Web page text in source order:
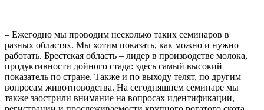
– Ежегодно мы проводим несколько таких семинаров в
разных областях. Мы хотим показать, как можно и нужно
работать. Брестская область – лидер в производстве молока,
продуктивности дойного стада: здесь самый высокий
показатель по стране. Также и по выходу телят, по другим
вопросам животноводства. На сегодняшнем семинаре мы
также заострили внимание на вопросах идентификации,